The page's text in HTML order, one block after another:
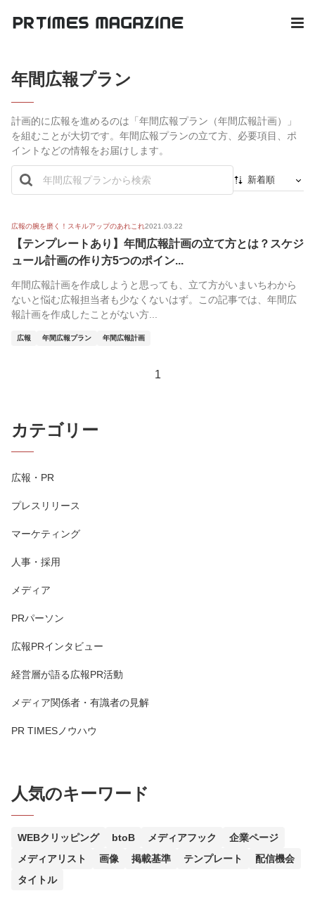
年間広報プラン
計画的に広報を進めるのは「年間広報プラン（年間広報計画）」
を組むことが大切です。年間広報プランの立て方、必要項目、ポ
イントなどの情報をお届けします。
新着順
人気順
広報の腕を磨く！スキルアップのあれこれ2021.03.22
【テンプレートあり】年間広報計画の立て方とは？スケジ
ュール計画の作り方5つのポイン...
年間広報計画を作成しようと思っても、立て方がいまいちわから
ないと悩む広報担当者も少なくないはず。この記事では、年間広
報計画を作成したことがない方...
広報 年間広報プラン 年間広報計画
1
カテゴリー
広報・PR
プレスリリース
マーケティング
人事・採用
メディア
PRパーソン
広報PRインタビュー
経営層が語る広報PR活動
メディア関係者・有識者の見解
PR TIMESノウハウ
人気のキーワード
WEBクリッピング btoB メディアフック
企業ページ
メディアリスト
画像 掲載基準 テンプレート
配信機会
タイトル